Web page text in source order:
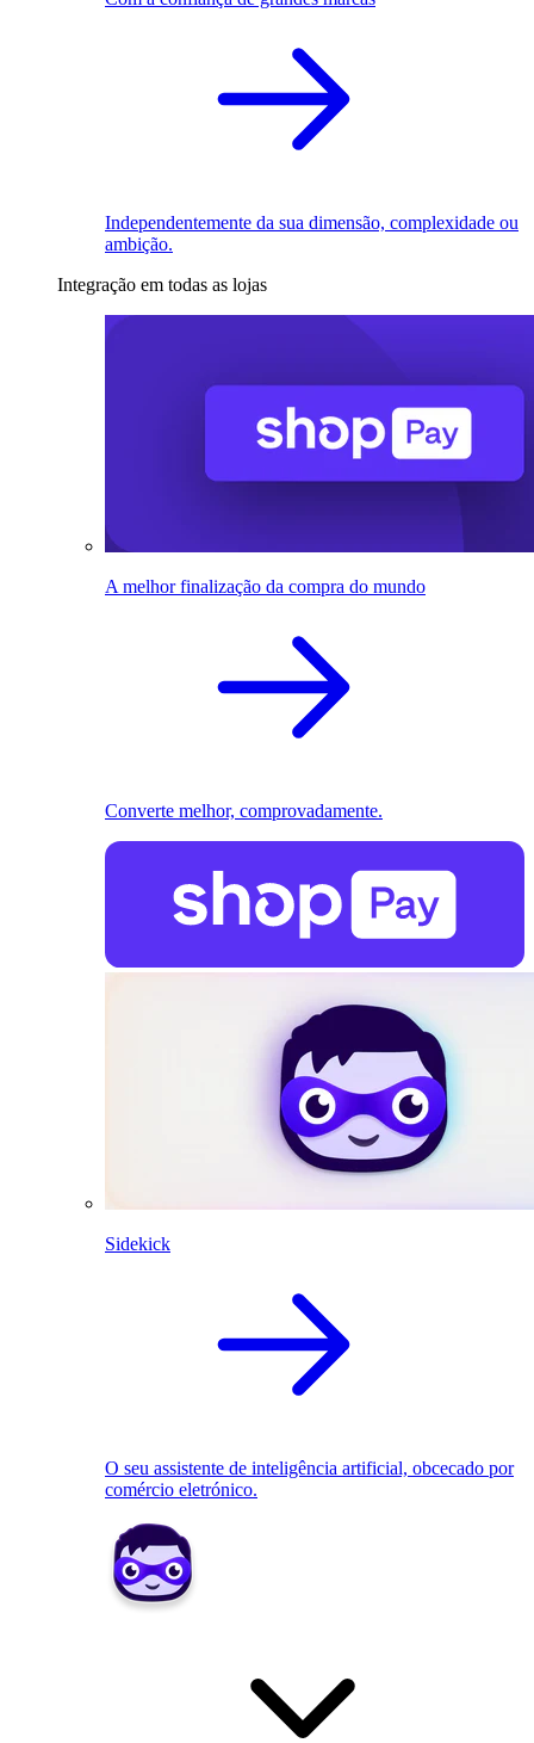
Independentemente da sua dimensão, complexidade ou
ambição.
Integração em todas as lojas
A melhor finalização da compra do mundo
Converte melhor, comprovadamente.
Sidekick
O seu assistente de inteligência artificial, obcecado por
comércio eletrónico.